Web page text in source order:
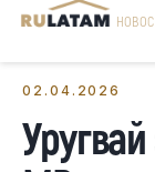
02.04.2026